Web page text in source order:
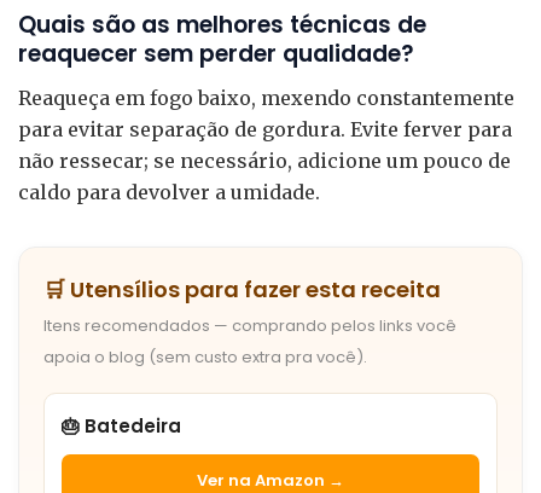
Quais são as melhores técnicas de
reaquecer sem perder qualidade?
Reaqueça em fogo baixo, mexendo constantemente
para evitar separação de gordura. Evite ferver para
não ressecar; se necessário, adicione um pouco de
caldo para devolver a umidade.
🛒 Utensílios para fazer esta receita
Itens recomendados — comprando pelos links você
apoia o blog (sem custo extra pra você).
🎂 Batedeira
Ver na Amazon →